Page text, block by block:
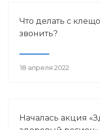
Что делать с
звонить?
18 апреля 2022
Началась акция